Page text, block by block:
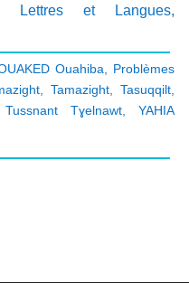
Lettres et Langues,
Ouahiba
Problèmes
, Tamazight, Tasuqqilt,
Tɣelnawt, YAHIA